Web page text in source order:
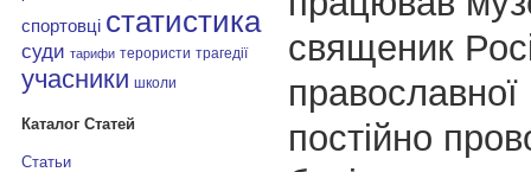
спортовці статистика
суди тарифи терористи трагедії
учасники школи
Каталог Статей
Статьи
священик
православної
постійно